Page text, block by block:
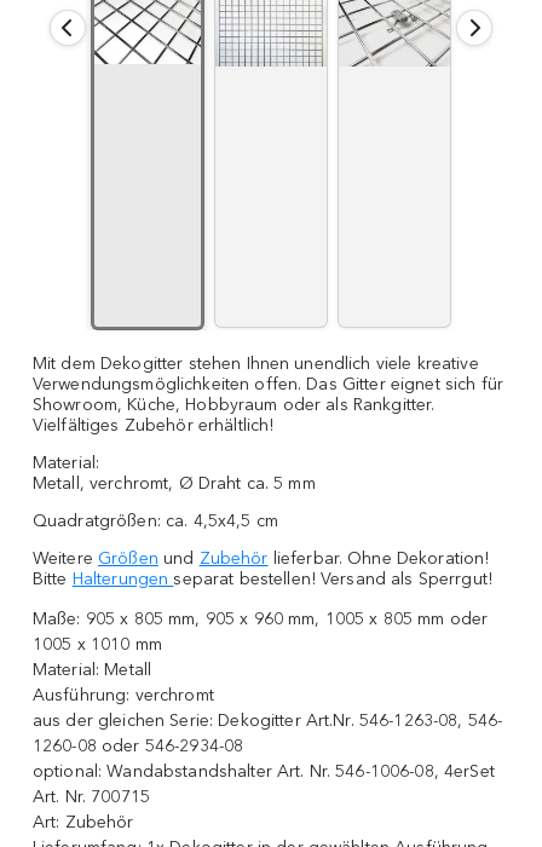
Mit dem Dekogitter stehen Ihnen unendlich viele kreative
Verwendungsmöglichkeiten offen. Das Gitter eignet sich für
Showroom, Küche, Hobbyraum oder als Rankgitter.
Vielfältiges Zubehör erhältlich!
Material:
Metall, verchromt, Ø Draht ca. 5 mm
Quadratgrößen: ca. 4,5x4,5 cm
Weitere Größen und Zubehör lieferbar. Ohne Dekoration!
Bitte Halterungenseparat bestellen! Versand als Sperrgut!
Maße: 905 x 805 mm, 905 x 960 mm, 1005 x 805 mm oder
1005 x 1010 mm
Material: Metall
Ausführung: verchromt
aus der gleichen Serie: Dekogitter Art.Nr. 546-1263-08, 546-
1260-08 oder 546-2934-08
optional:Wandabstandshalter Art. Nr. 546-1006-08, 4erSet
Art. Nr. 700715
Art: Zubehör